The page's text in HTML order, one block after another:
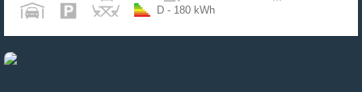
D - 180 kWh